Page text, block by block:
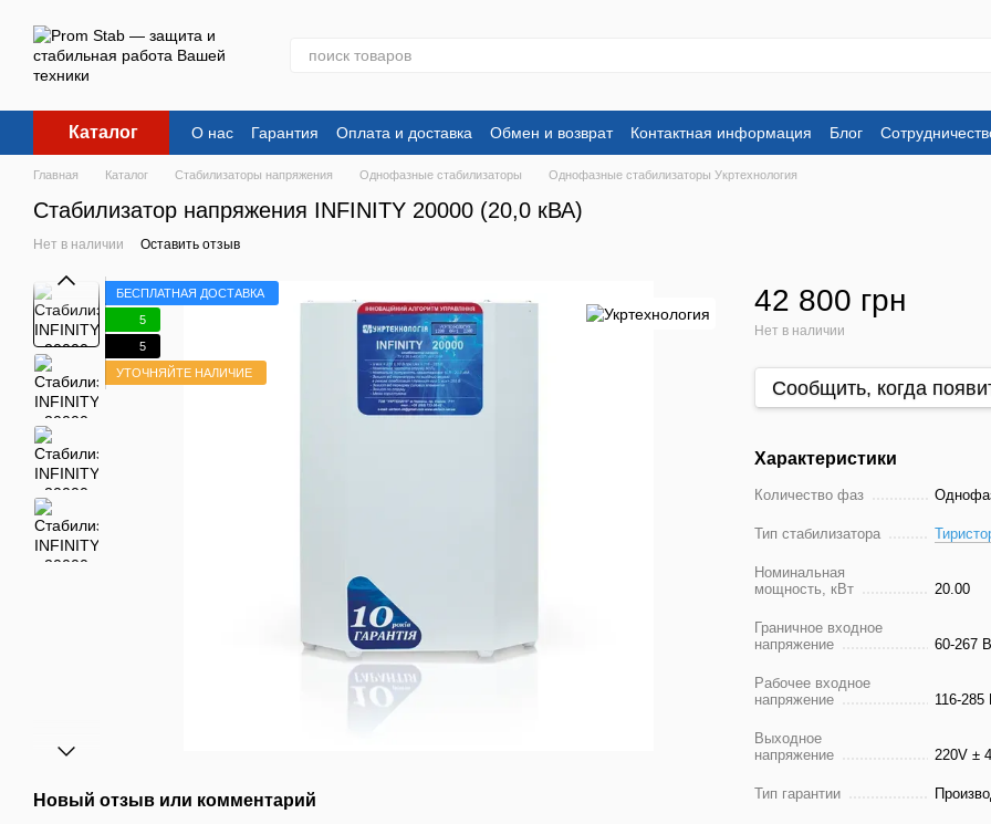
Каталог О нас Гарантия Оплата и доставка Обмен и возврат Контактная информация Блог
Главная Каталог Стабилизаторы напряжения Однофазные стабилизаторы Однофазные стабилизаторы Укртехнология
Стабилизатор напряжения INFINITY 20000 (20,0 кВА)
Нет в наличии Оставить отзыв
БЕСПЛАТНАЯ ДОСТАВКА
5
5
УТОЧНЯЙТЕ НАЛИЧИЕ
Новый отзыв или комментарий
42 800 грн
Нет в наличии
Сообщить, когда
Характеристики
Количество фаз
Тип стабилизатора
Номинальная
мощность, кВт
20.00
Граничное входное
напряжение
60-267 В
Рабочее входное
напряжение
116-285
Выходное
напряжение
220V ±
Тип гарантии